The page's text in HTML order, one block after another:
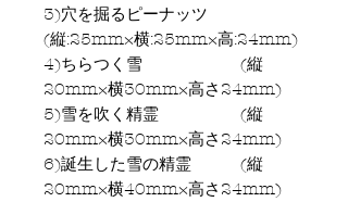
3)穴を掘るピーナッツ
(縦:25mm×横:25mm×高:24mm)
4)ちらつく雪 (縦
20mm×横30mm×高さ24mm)
5)雪を吹く精霊 (縦
20mm×横30mm×高さ24mm)
6)誕生した雪の精霊 (縦
20mm×横40mm×高さ24mm)